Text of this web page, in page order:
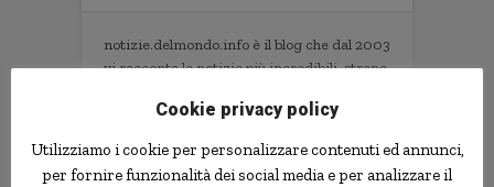
notizie.delmondo.info è il blog che dal 2003
vi racconta le notizie più incredibili, strane,
ladri imbranati, prodotti assurdi, ricerche
Informativa Privacy
Cookie privacy policy
Utilizziamo i cookie per personalizzare contenuti ed annunci,
per fornire funzionalità dei social media e per analizzare il